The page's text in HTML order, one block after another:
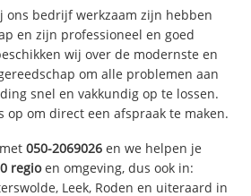
ons bedrijf werkzaam zijn hebben
en zijn professioneel en goed
wij over de modernste en
om alle problemen aan
snel en vakkundig op te lossen.
op om direct een afspraak te maken.
met050-2069026 en we helpen je
regioen omgeving, dus ook in:
Leek, Roden en uiteraard in